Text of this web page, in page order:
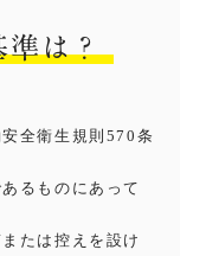
準は？
全衛生規則570条
るものにあって
たは控えを設け